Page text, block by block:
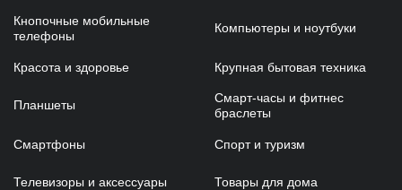
Кнопочные мобильные
телефоны
Компьютеры и ноутбуки
Красота и здоровье Крупная бытовая техника
Планшеты
Смарт-часы и фитнес
браслеты
Смартфоны Спорт и туризм
Телевизоры и аксессуары Товары для дома